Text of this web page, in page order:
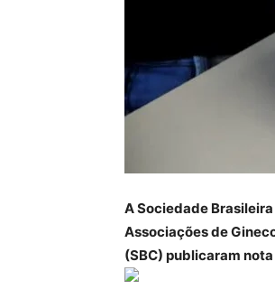
A Sociedade
Associações de
(SBC) publicaram